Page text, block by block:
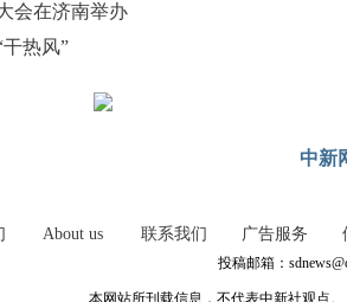
会在济南举办
热风”
中新
About us 联系我们 广告服务
投稿邮箱：
本网站所刊载信息，不代表中新社观点